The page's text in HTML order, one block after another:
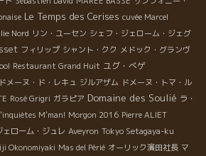
Le Temps des Cerises cuvée Marcel
Nord リン・ユーセン シェフ・ジェローム・ジェグ
フィリップ シャント・クク メドック・グランヴ
Restaurant Grand Huit ユグ・べゲ
ドメーヌ・ド・レキュ ジルアザム ドメーヌ・トマ・ル
Rosé Grigri ガラピア Domaine des Soulié ラ・
M'man! Morgon 2016 Pierre ALIET
ェローム・ジュレ Aveyron Tokyo Setagaya-ku
Okonomiyaki Mas del Périé オーリック濱田社長 マ